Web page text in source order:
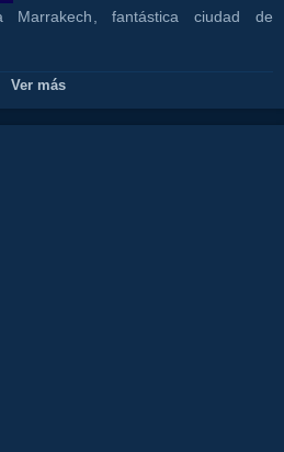
Marrakech, fantástica ciudad de
Ver más